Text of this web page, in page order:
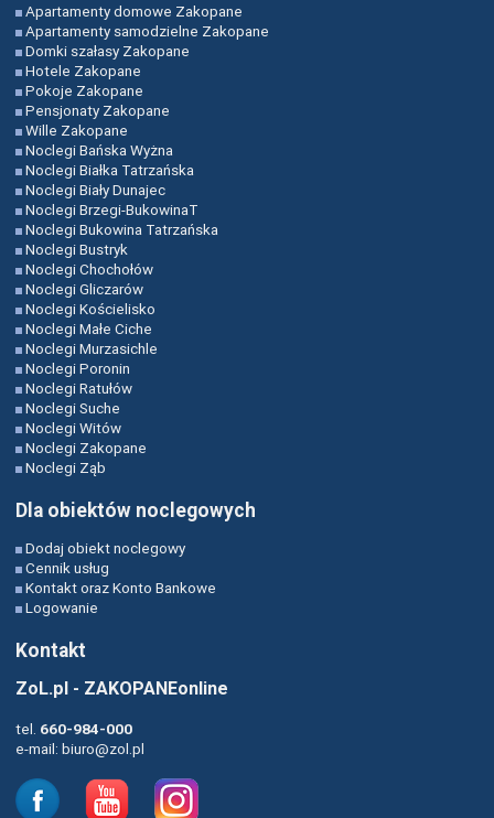
Apartamenty domowe Zakopane
Apartamenty samodzielne Zakopane
Domki szałasy Zakopane
Hotele Zakopane
Pokoje Zakopane
Pensjonaty Zakopane
Wille Zakopane
Noclegi Bańska Wyżna
Noclegi Białka Tatrzańska
Noclegi Biały Dunajec
Noclegi Brzegi-BukowinaT
Noclegi Bukowina Tatrzańska
Noclegi Bustryk
Noclegi Chochołów
Noclegi Gliczarów
Noclegi Kościelisko
Noclegi Małe Ciche
Noclegi Murzasichle
Noclegi Poronin
Noclegi Ratułów
Noclegi Suche
Noclegi Witów
Noclegi Zakopane
Noclegi Ząb
Dla obiektów noclegowych
Dodaj obiekt noclegowy
Cennik usług
Kontakt oraz Konto Bankowe
Logowanie
Kontakt
ZoL.pl - ZAKOPANEonline
tel. 660-984-000
e-mail:biuro@zol.pl